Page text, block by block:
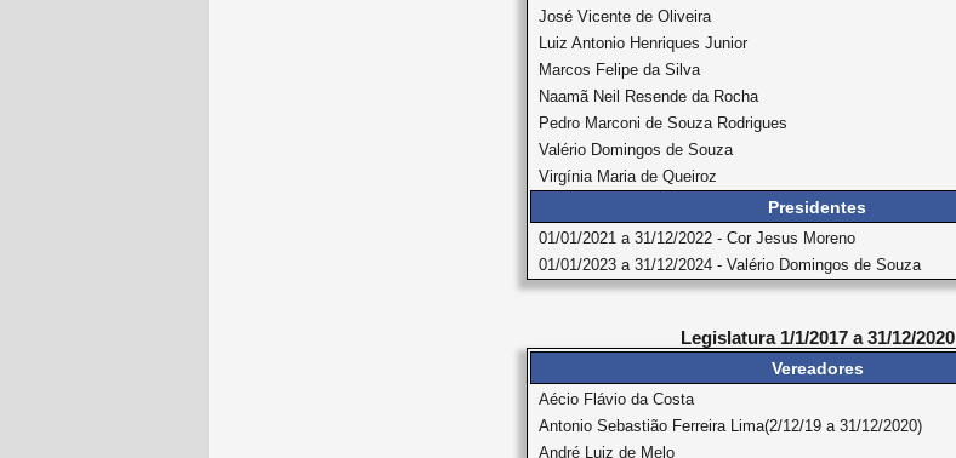
José Vicente de Oliveira
Luiz Antonio Henriques Junior
Marcos Felipe da Silva
Naamã Neil Resende da Rocha
Pedro Marconi de Souza Rodrigues
Valério Domingos de Souza
Virgínia Maria de Queiroz
Presidentes
01/01/2021 a 31/12/2022 - Cor Jesus Moreno
01/01/2023 a 31/12/2024 - Valério Domingos de Souza
Legislatura 1/1/2017 a 31/12/2020
Vereadores
Aécio Flávio da Costa
Antonio Sebastião Ferreira Lima(2/12/19 a 31/12/2020)
André Luiz de Melo